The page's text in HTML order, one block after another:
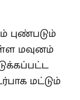
புண்படும்
மவுனம்
மட்டும்